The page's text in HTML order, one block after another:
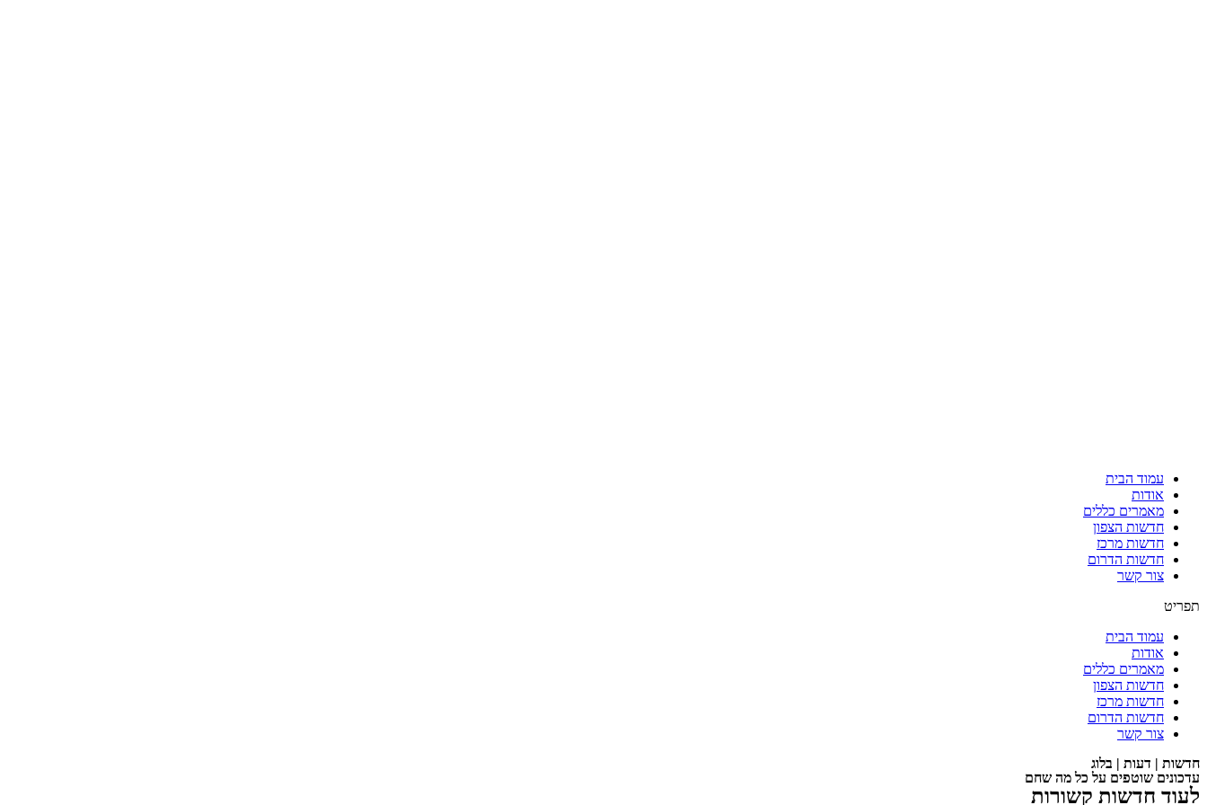
עמוד הבית
אודות
מאמרים כללים
חדשות הצפון
חדשות מרכז
חדשות הדרום
צור קשר
תפריט
עמוד הבית
אודות
מאמרים כללים
חדשות הצפון
חדשות מרכז
חדשות הדרום
צור קשר
חדשות | דעות | בלוג
עדכונים שוטפים על כל מה שחם
לעוד חדשות קשורות